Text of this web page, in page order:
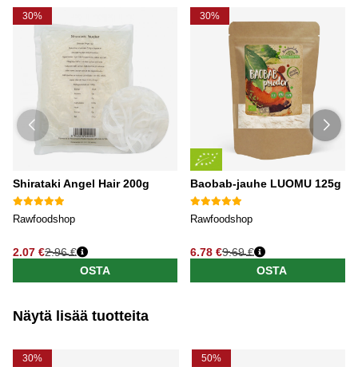
30%
Shirataki Angel Hair 200g
Rawfoodshop
2.07 €2.96 €
OSTA
30%
Baobab-jauhe LUOMU 125g
Rawfoodshop
6.78 €9.69 €
OSTA
Näytä lisää tuotteita
30% 50%